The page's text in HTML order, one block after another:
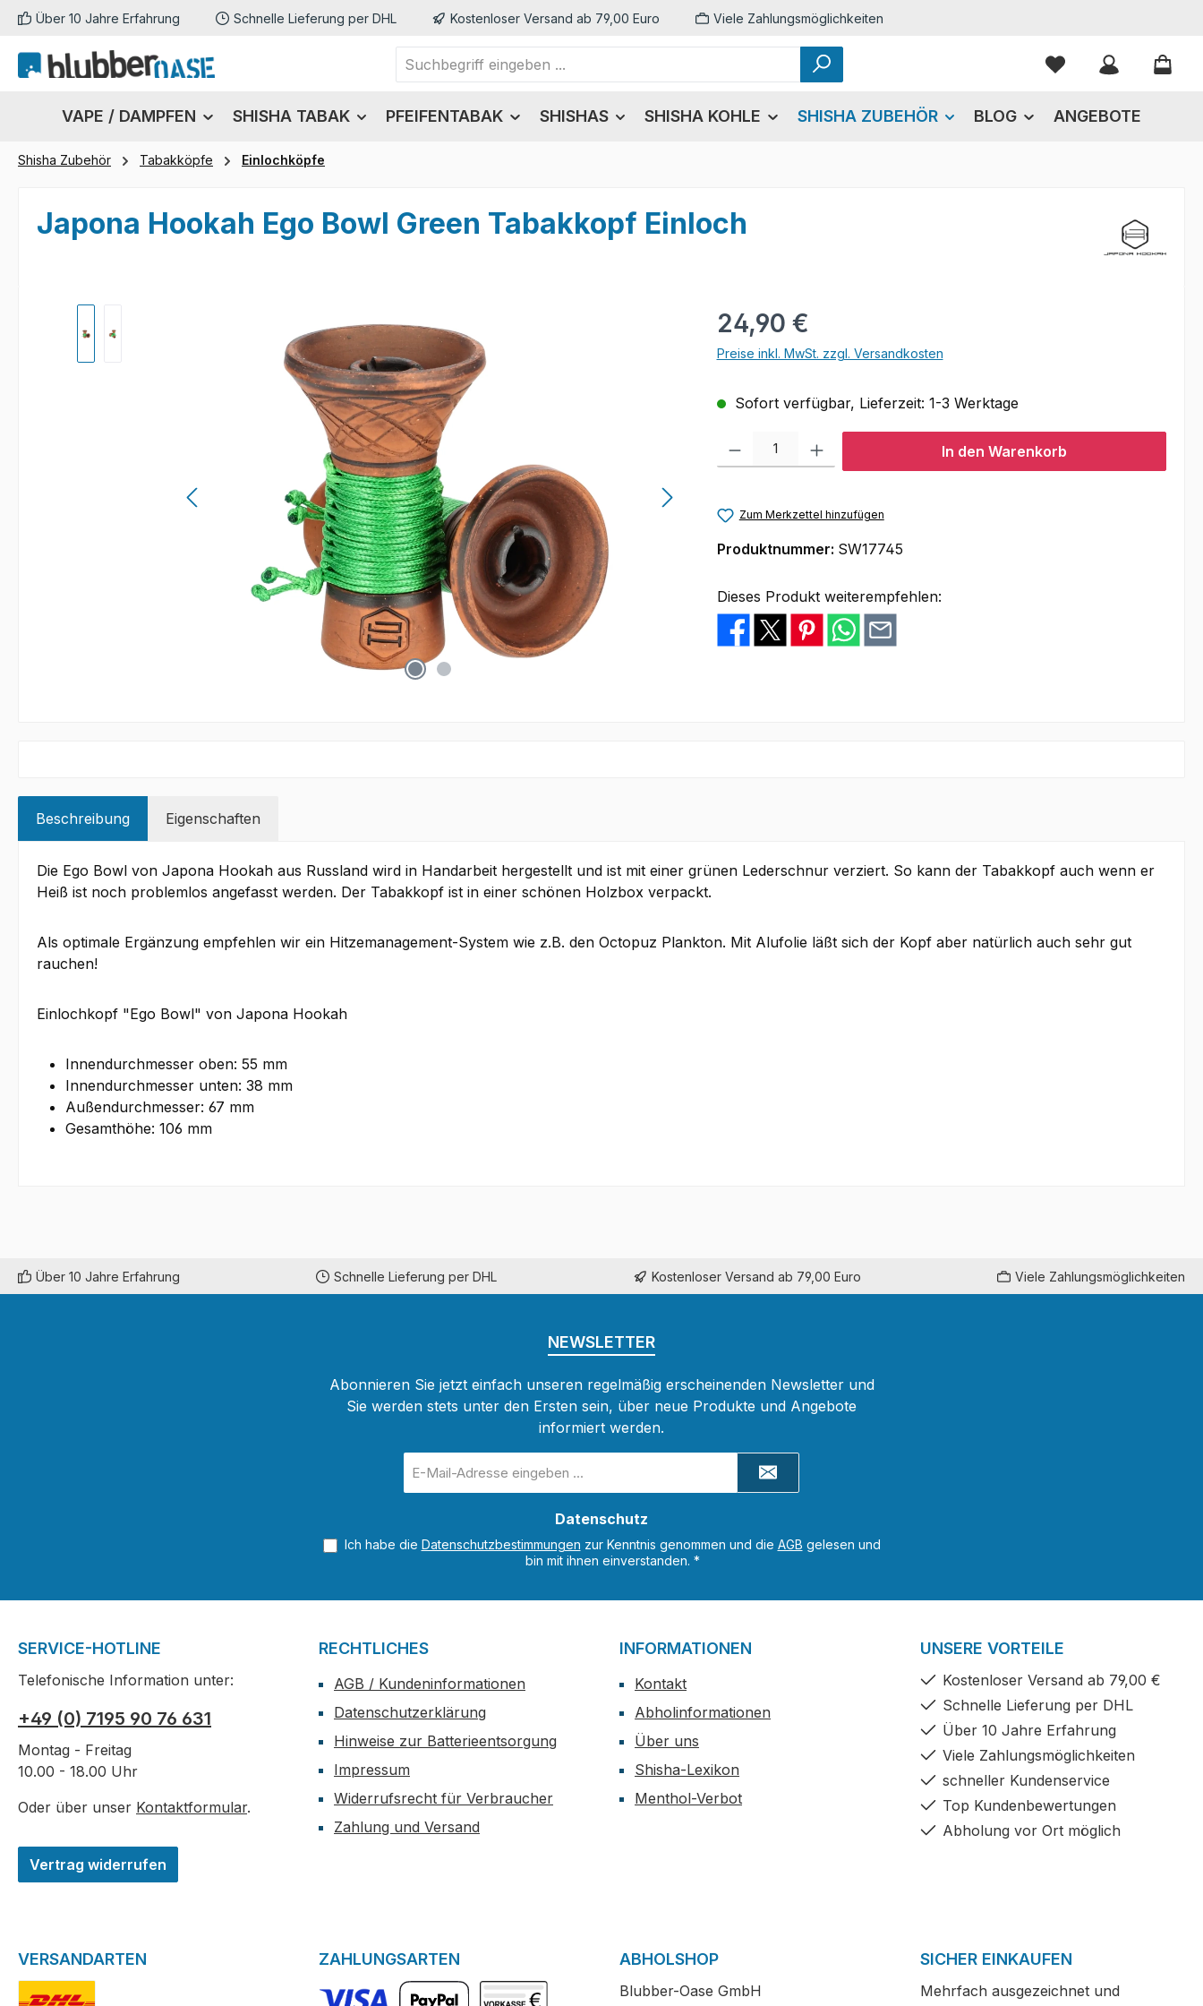
Hauptinhalt springen
Zur Suche springen
Zur Hauptnavigation springen
Über 10 Jahre Erfahrung Schnelle Lieferung per DHL Kostenloser Versand ab 79,00 Euro Viele Zahlungsmöglichkeiten
Du hast 0
VAPE / DAMPFEN SHISHA TABAK PFEIFENTABAK SHISHAS SHISHA KOHLE SHISHA ZUBEHÖR BLOG ANGEBOTE
Shisha Zubehör Tabakköpfe Einlochköpfe
Japona Hookah Ego Bowl Green Tabakkopf Einloch
Regulärer Preis:
24,90 €
Preise inkl. MwSt. zzgl. Versandkosten
Sofort verfügbar, Lieferzeit: 1-3 Werktage
Produkt Anzahl: Gib den gewünschten Wert ein oder benutze die Schaltflächen
In den Warenkorb
Zum Merkzettel hinzufügen
Produktnummer: SW17745
Dieses Produkt weiterempfehlen:
Beschreibung Eigenschaften
Die Ego Bowl von Japona Hookah aus Russland wird in Handarbeit hergestellt und ist mit einer grünen Lederschnur verziert. So kann der Tabakkopf auch wenn er
Heiß ist noch problemlos angefasst werden. Der Tabakkopf ist in einer schönen Holzbox verpackt.
Als optimale Ergänzung empfehlen wir ein Hitzemanagement-System wie z.B. den Octopuz Plankton. Mit Alufolie läßt sich der Kopf aber natürlich auch sehr gut
rauchen!
Einlochkopf "Ego Bowl" von Japona Hookah
Innendurchmesser oben: 55 mm
Innendurchmesser unten: 38 mm
Außendurchmesser: 67 mm
Gesamthöhe: 106 mm
Über 10 Jahre Erfahrung Schnelle Lieferung per DHL Kostenloser Versand ab 79,00 Euro Viele Zahlungsmöglichkeiten
NEWSLETTER
Abonnieren Sie jetzt einfach unseren regelmäßig erscheinenden Newsletter und
Sie werden stets unter den Ersten sein, über neue Produkte und Angebote
informiert werden.
Mail-
Datenschutz
Ich habe die Datenschutzbestimmungen zur Kenntnis genommen und die AGB gelesen und
bin mit ihnen einverstanden. *
SERVICE-HOTLINE
Telefonische Information unter:
+49 (0) 7195 90 76 631
Montag - Freitag
10.00 - 18.00 Uhr
Oder über unser Kontaktformular.
Vertrag widerrufen
RECHTLICHES
AGB / Kundeninformationen
Datenschutzerklärung
Hinweise zur Batterieentsorgung
Impressum
Widerrufsrecht für Verbraucher
Zahlung und Versand
INFORMATIONEN
Kontakt
Abholinformationen
Über uns
Shisha-Lexikon
Menthol-Verbot
UNSERE VORTEILE
Kostenloser Versand ab 79,00 €
Schnelle Lieferung per DHL
Über 10 Jahre Erfahrung
Viele Zahlungsmöglichkeiten
schneller Kundenservice
Top Kundenbewertungen
Abholung vor Ort möglich
VERSANDARTEN ZAHLUNGSARTEN ABHOLSHOP
Blubber-Oase GmbH
SICHER EINKAUFEN
Mehrfach ausgezeichnet und